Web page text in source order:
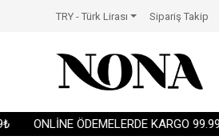
ONLİNE ÖDEMELERDE KARGO
TRY - Türk Lirası Sipariş Takip